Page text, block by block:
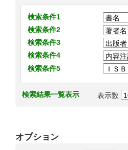
検索条件1
検索条件2
検索条件3
検索条件4
検索条件5
検索結果一覧表示 表示数
オプション